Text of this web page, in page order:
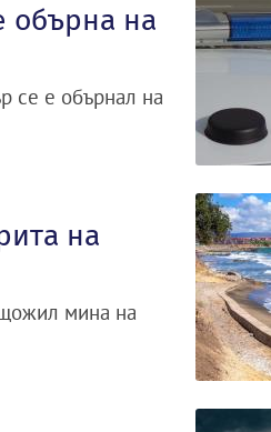
обърна на
се е обърнал на
на
мина на